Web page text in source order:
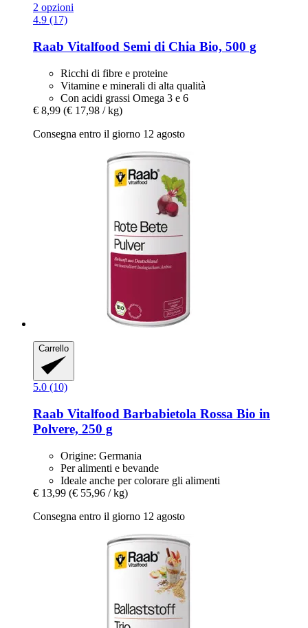
2 opzioni
4.9 (17)
Raab Vitalfood Semi di Chia Bio, 500 g
Ricchi di fibre e proteine
Vitamine e minerali di alta qualità
Con acidi grassi Omega 3 e 6
€ 8,99 (€ 17,98 / kg)
Consegna entro il giorno 12 agosto
Carrello
5.0 (10)
Raab Vitalfood Barbabietola Rossa Bio in
Polvere, 250 g
Origine: Germania
Per alimenti e bevande
Ideale anche per colorare gli alimenti
€ 13,99 (€ 55,96 / kg)
Consegna entro il giorno 12 agosto